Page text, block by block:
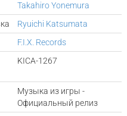
Takahiro Yonemura
Ryuichi Katsumata
F.I.X. Records
KICA-1267
Музыка из игры -
Официальный релиз